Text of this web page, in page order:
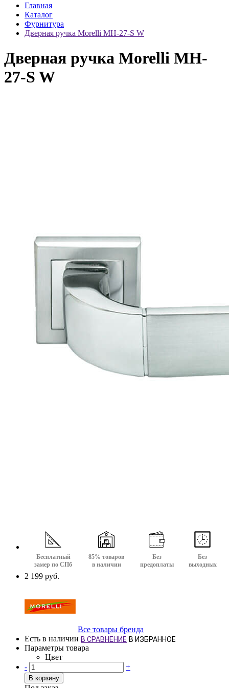
Главная
Каталог
Фурнитура
Дверная ручка Morelli MH-27-S W
Дверная ручка Morelli MH-
27-S W
Бесплатный
замер по СПб
85% товаров
в наличии
Без
предоплаты
Без
выходных
2 199 руб.
Все товары бренда
Есть в наличии В СРАВНЕНИЕ В ИЗБРАННОЕ
Параметры товара
Цвет
-
+
В корзину